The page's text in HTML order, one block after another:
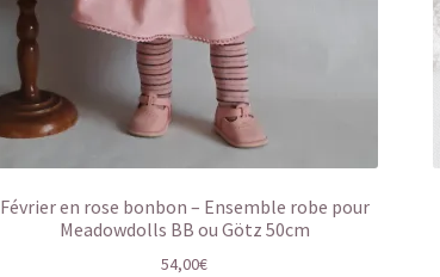
Février en rose bonbon – Ensemble robe pour
Meadowdolls BB ou Götz 50cm
54,00€